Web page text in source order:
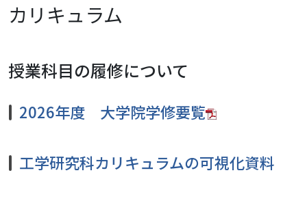
カリキュラム
授業科目の履修について
2026年度 大学院学修要覧
工学研究科カリキュラムの可視化資料